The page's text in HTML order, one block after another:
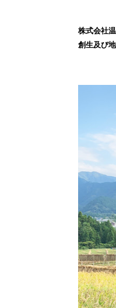
株式会社
創生及び